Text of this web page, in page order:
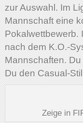
zur Auswahl. Im
Mannschaft eine
Pokalwettbewerb.
nach dem K.O.-
Mannschaften.
Du den Casual-
Zeige in